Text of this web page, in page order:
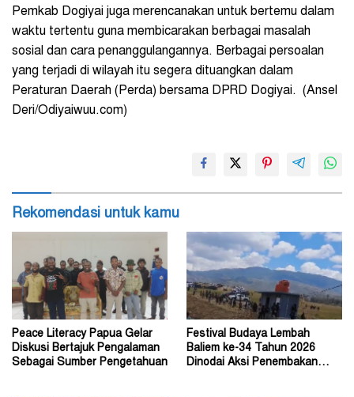
Pemkab Dogiyai juga merencanakan untuk bertemu dalam
waktu tertentu guna membicarakan berbagai masalah
sosial dan cara penanggulangannya. Berbagai persoalan
yang terjadi di wilayah itu segera dituangkan dalam
Peraturan Daerah (Perda) bersama DPRD Dogiyai. (Ansel
Deri/Odiyaiwuu.com)
Rekomendasi untuk kamu
Peace Literacy Papua Gelar
Diskusi Bertajuk Pengalaman
Sebagai Sumber Pengetahuan
Festival Budaya Lembah
Baliem ke-34 Tahun 2026
Dinodai Aksi Penembakan